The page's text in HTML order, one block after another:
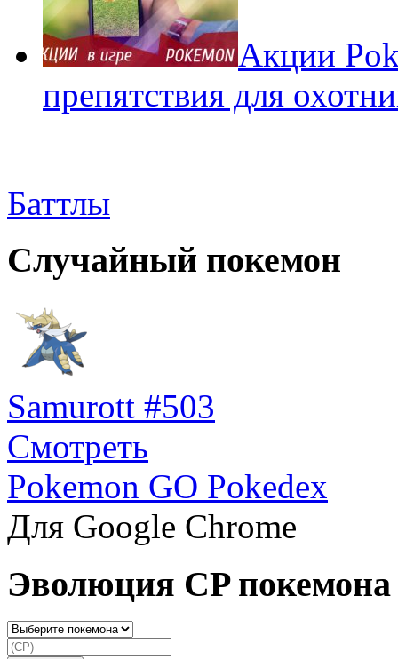
Акции
препятствия для
Баттлы
Случайный покемон
Samurott #503
Смотреть
Pokemon GO Pokedex
Для Google Chrome
Эволюция CP покемона